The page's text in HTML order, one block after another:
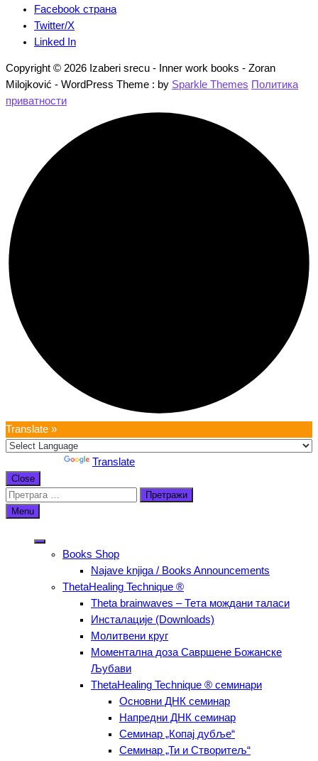
Facebook страна
Twitter/X
Linked In
Copyright © 2026 Izaberi srecu - Inner work books - Zoran
Milojković - WordPress Theme : by Sparkle Themes Политика
приватности
Translate »
Translate
Scroll
Up
Close
Претрага
за:
Menu
Books Shop
Najave knjiga / Books Announcements
ThetaHealing Technique ®
Тheta brainwaves – Тета мождани таласи
Инсталације (Downloads)
Молитвени круг
Моментална доза Савршене Божанске
Љубави
ThetaHealing Technique ® семинари
Основни ДНК семинар
Напредни ДНК семинар
Семинар „Копај дубље“
Семинар „Ти и Створитељ“